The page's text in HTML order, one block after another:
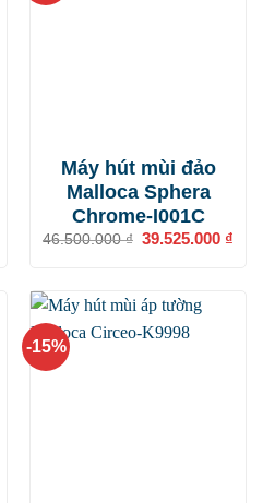
12.325.000 ₫.
Máy hút mùi đảo
Malloca Sphera
Chrome-I001C
46.500.000₫ Giá
39.525.000 ₫
-15%